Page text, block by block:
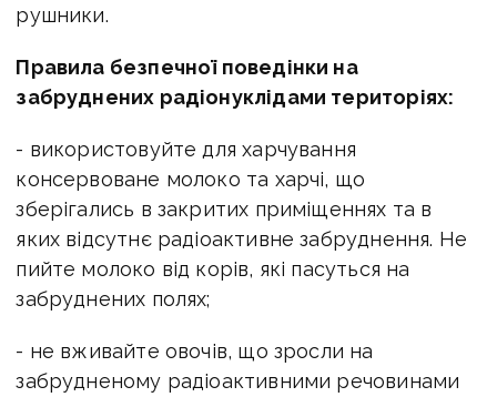
рушники.
Правила безпечної поведінки на
забруднених радіонуклідами територіях:
- використовуйте для харчування
консервоване молоко та харчі, що
зберігались в закритих приміщеннях та в
яких відсутнє радіоактивне забруднення. Не
пийте молоко від корів, які пасуться на
забруднених полях;
- не вживайте овочів, що зросли на
забрудненому радіоактивними речовинами